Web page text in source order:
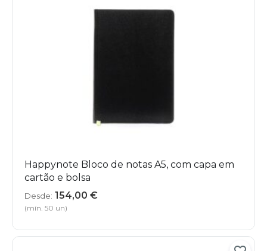
Happynote Bloco de notas A5, com capa em
cartão e bolsa
Desde: 154,00 €
(mín. 50 un)